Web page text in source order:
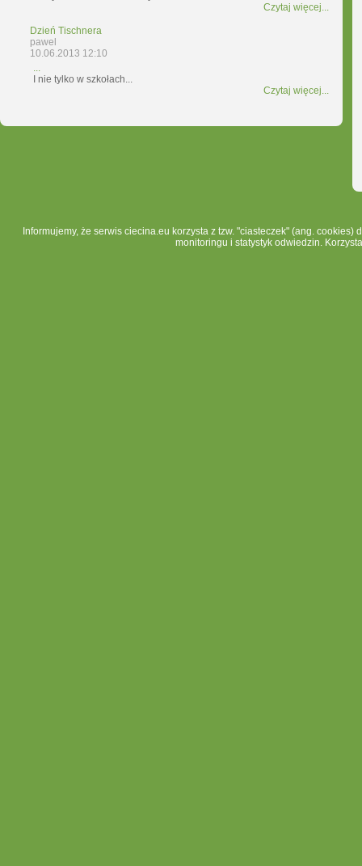
Czytaj więcej...
Dzień Tischnera
pawel
10.06.2013 12:10
...
I nie tylko w szkołach...
Czytaj więcej...
Informujemy, że serwis ciecina.eu korzysta z tzw. "ciasteczek" (ang.
monitoringu i statystyk odwiedzin.